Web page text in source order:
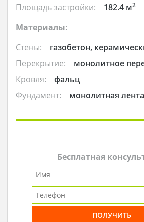
Площадь застройки:
182.4 м2
Материалы:
Стены:
газобетон,
Перекрытие:
монолитное
Кровля:
фальц
Фундамент:
монолитная лента
Бесплатная